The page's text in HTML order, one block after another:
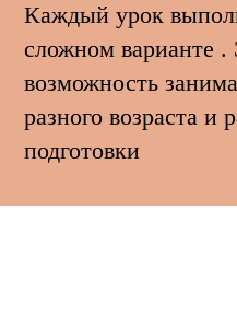
Каждый урок
сложном варианте .
возможность
разного возраста и
подготовки